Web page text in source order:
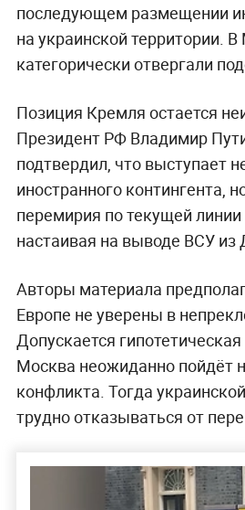
последующем размещении
на украинской территории.
категорически отвергали
Позиция Кремля остается
Президент РФ Владимир
подтвердил, что выступает
иностранного контингента,
перемирия по текущей
настаивая на выводе ВСУ из
Авторы материала
Европе не уверены в
Допускается
Москва неожиданно пойдёт
конфликта. Тогда
трудно отказываться от